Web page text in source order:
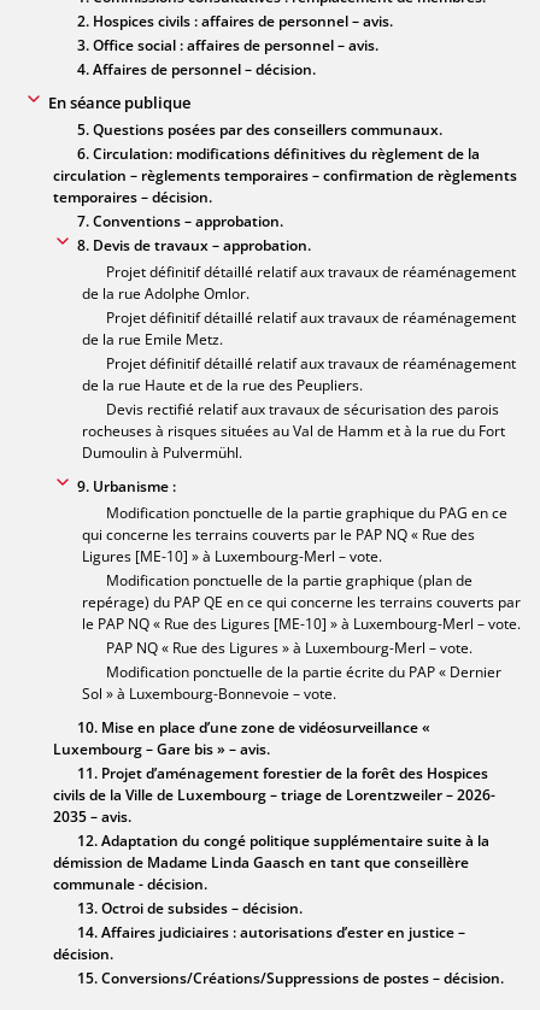
2. Hospices civils : affaires de personnel – avis.
3. Office social : affaires de personnel – avis.
4. Affaires de personnel – décision.
En séance publique
5. Questions posées par des conseillers communaux.
6. Circulation: modifications définitives du règlement de la
circulation – règlements temporaires – confirmation de règlements
temporaires – décision.
7. Conventions – approbation.
8. Devis de travaux – approbation.
Projet définitif détaillé relatif aux travaux de réaménagement
de la rue Adolphe Omlor.
Projet définitif détaillé relatif aux travaux de réaménagement
de la rue Emile Metz.
Projet définitif détaillé relatif aux travaux de réaménagement
de la rue Haute et de la rue des Peupliers.
Devis rectifié relatif aux travaux de sécurisation des parois
rocheuses à risques situées au Val de Hamm et à la rue du Fort
Dumoulin à Pulvermühl.
9. Urbanisme :
Modification ponctuelle de la partie graphique du PAG en ce
qui concerne les terrains couverts par le PAP NQ « Rue des
Ligures [ME-10] » à Luxembourg-Merl – vote.
Modification ponctuelle de la partie graphique (plan de
repérage) du PAP QE en ce qui concerne les terrains couverts par
le PAP NQ « Rue des Ligures [ME-10] » à Luxembourg-Merl – vote.
PAP NQ « Rue des Ligures » à Luxembourg-Merl – vote.
Modification ponctuelle de la partie écrite du PAP « Dernier
Sol » à Luxembourg-Bonnevoie – vote.
10. Mise en place d’une zone de vidéosurveillance «
Luxembourg – Gare bis » – avis.
11. Projet d’aménagement forestier de la forêt des Hospices
civils de la Ville de Luxembourg – triage de Lorentzweiler – 2026-
2035 – avis.
12. Adaptation du congé politique supplémentaire suite à la
démission de Madame Linda Gaasch en tant que conseillère
communale - décision.
13. Octroi de subsides – décision.
14. Affaires judiciaires : autorisations d’ester en justice –
décision.
15. Conversions/Créations/Suppressions de postes – décision.